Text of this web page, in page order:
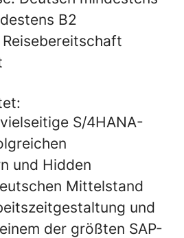
B2
S/4HANA-
und Hidden
Mittelstand
und
der größten SAP-